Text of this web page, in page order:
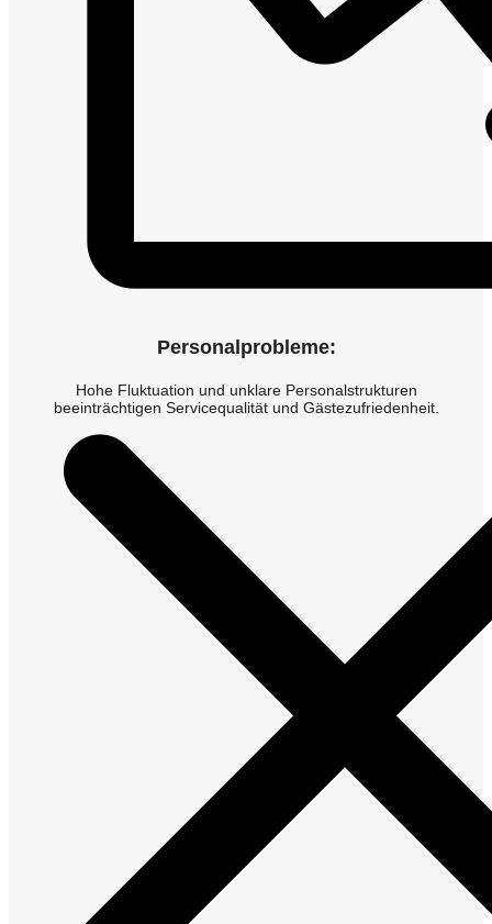
Personalprobleme:
Hohe Fluktuation und unklare Personalstrukturen
beeinträchtigen Servicequalität und Gästezufriedenheit.